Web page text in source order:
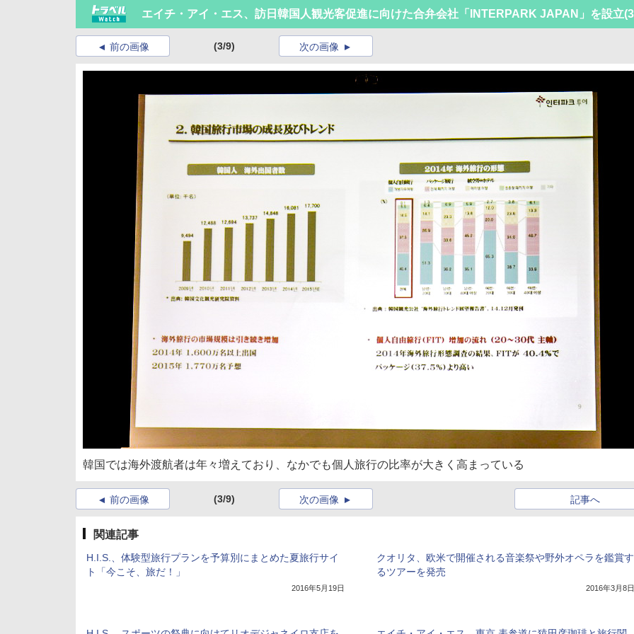
エイチ・アイ・エス、訪日韓国人観光客促進に向けた合弁会社「INTERPARK JAPAN」を設立
前の画像 (3/9) 次の画像
韓国では海外渡航者は年々増えており、なかでも個人旅行の比率が大きく高まっている
前の画像 (3/9) 記事へ
次の画像
関連記事
H.I.S.、体験型旅行プランを予算別にまとめた夏旅行サイ
ト「今こそ、旅だ！」
2016年5月19日
クオリタ、欧米で開催される音楽祭や野外オペラを鑑賞す
るツアーを発売
2016年3月8日